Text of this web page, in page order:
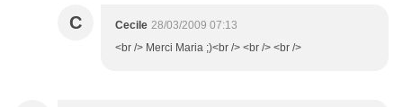
C Cecile 28/03/2009 07:13
<br /> Merci Maria ;)<br /> <br /> <br />